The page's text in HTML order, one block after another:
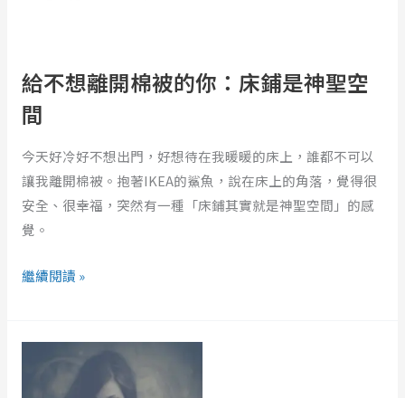
給不想離開棉被的你：床鋪是神聖空
間
今天好冷好不想出門，好想待在我暖暖的床上，誰都不可以
讓我離開棉被。抱著IKEA的鯊魚，說在床上的角落，覺得很
安全、很幸福，突然有一種「床鋪其實就是神聖空間」的感
覺。
你：
床
鋪
神
聖
空
間
繼續閱讀 »